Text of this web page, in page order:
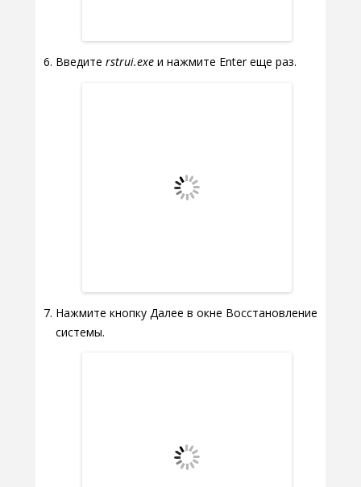
Введите rstrui.exe и нажмите Enter еще раз.
Нажмите кнопку Далее в окне Восстановление
системы.